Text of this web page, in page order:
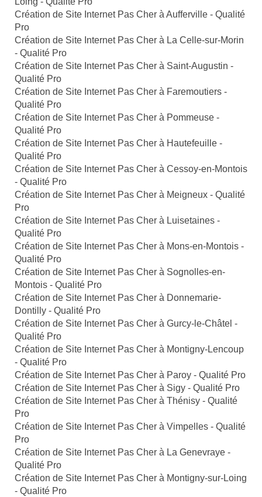
Création de Site Internet Pas Cher à Aufferville - Qualité
Pro
Création de Site Internet Pas Cher à La Celle-sur-Morin
- Qualité Pro
Création de Site Internet Pas Cher à Saint-Augustin -
Qualité Pro
Création de Site Internet Pas Cher à Faremoutiers -
Qualité Pro
Création de Site Internet Pas Cher à Pommeuse -
Qualité Pro
Création de Site Internet Pas Cher à Hautefeuille -
Qualité Pro
Création de Site Internet Pas Cher à Cessoy-en-Montois
- Qualité Pro
Création de Site Internet Pas Cher à Meigneux - Qualité
Pro
Création de Site Internet Pas Cher à Luisetaines -
Qualité Pro
Création de Site Internet Pas Cher à Mons-en-Montois -
Qualité Pro
Création de Site Internet Pas Cher à Sognolles-en-
Montois - Qualité Pro
Création de Site Internet Pas Cher à Donnemarie-
Dontilly - Qualité Pro
Création de Site Internet Pas Cher à Gurcy-le-Châtel -
Qualité Pro
Création de Site Internet Pas Cher à Montigny-Lencoup
- Qualité Pro
Création de Site Internet Pas Cher à Paroy - Qualité Pro
Création de Site Internet Pas Cher à Sigy - Qualité Pro
Création de Site Internet Pas Cher à Thénisy - Qualité
Pro
Création de Site Internet Pas Cher à Vimpelles - Qualité
Pro
Création de Site Internet Pas Cher à La Genevraye -
Qualité Pro
Création de Site Internet Pas Cher à Montigny-sur-Loing
- Qualité Pro